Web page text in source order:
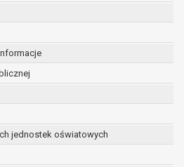
jednostek oświatowych
będą przetwarzane
do realizacji celu dla jakiego
zgodnie z terminami
przez przepisy prawa
osobowe przetwarzane są
osoby, której dane dotyczą
się do czasu wycofania tej
osobowe przetwarzane są